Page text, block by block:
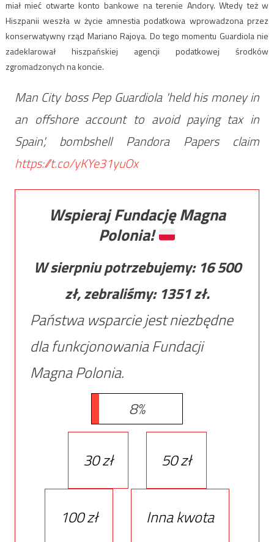
miał mieć otwarte konto bankowe na terenie Andory. Wtedy też w
Hiszpanii weszła w życie amnestia podatkowa wprowadzona przez
konserwatywny rząd Mariano Rajoya. Do tego momentu Guardiola nie
zadeklarował hiszpańskiej agencji podatkowej środków
zgromadzonych na koncie.
Man City boss Pep Guardiola 'held his money in
an offshore account to avoid paying tax in
Spain', bombshell Pandora Papers claim
https://t.co/yKYe31yuOx
Wspieraj Fundację Magna
Polonia!
W sierpniu potrzebujemy: 16 500
zł, zebraliśmy: 1351zł.
Państwa wsparcie jest niezbędne
dla funkcjonowania Fundacji
Magna Polonia.
8%
30 zł 50 zł
100 zł Inna kwota